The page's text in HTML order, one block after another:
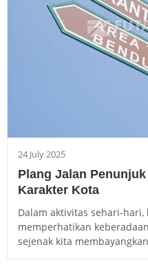
24 July 2025
Plang Jalan
Karakter Kota
Dalam aktivitas sehari-
memperhatikan
sejenak kita